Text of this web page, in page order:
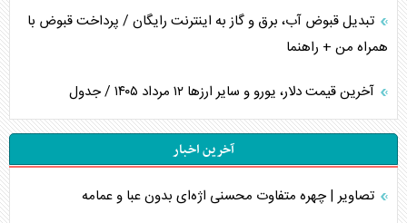
تبدیل قبوض آب، برق و گاز به اینترنت رایگان / پرداخت قبوض با
همراه من + راهنما
آخرین قیمت دلار، یورو و سایر ارز‌ها ۱۲ مرداد ۱۴۰۵ / جدول
آخرین اخبار
تصاویر | چهره متفاوت محسنی اژه‌ای بدون عبا و عمامه